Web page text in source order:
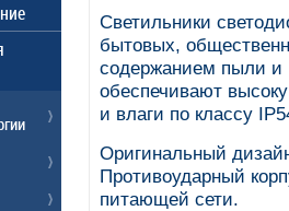
Светильники
бытовых,
содержанием пыли и
обеспечивают
и влаги по классу
Оригинальный
Противоударный
питающей сети.